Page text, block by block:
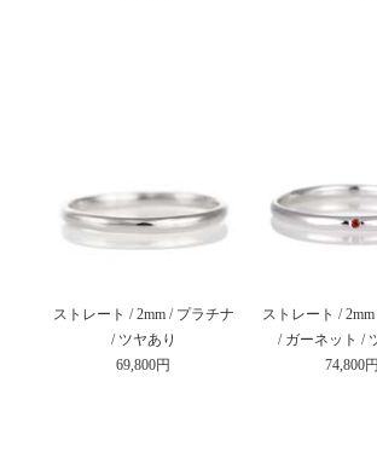
ストレート / 2mm / プラチナ
/ ツヤあり
69,800円
ストレート /
/ ガーネット /
74,800円